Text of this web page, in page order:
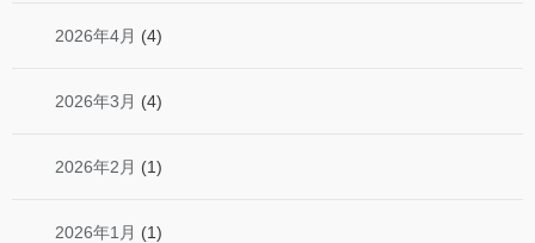
2026年4月 (4)
2026年3月 (4)
2026年2月 (1)
2026年1月 (1)